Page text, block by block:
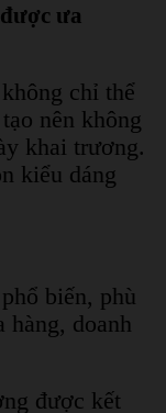
ưa
chỉ thể
nên không
khai trương.
kiểu dáng
biến, phù
hàng, doanh
được kết